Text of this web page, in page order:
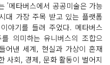
'메타버스에서 공공미술은 가능
대 가장 주목 받고 있는 플랫폼
야기를 들려 주었다. 메타버스
의미하는 유니버스의 조합으
어낸 세계, 현실과 가상이 혼재
사회, 경제, 문화 활동이 벌어지